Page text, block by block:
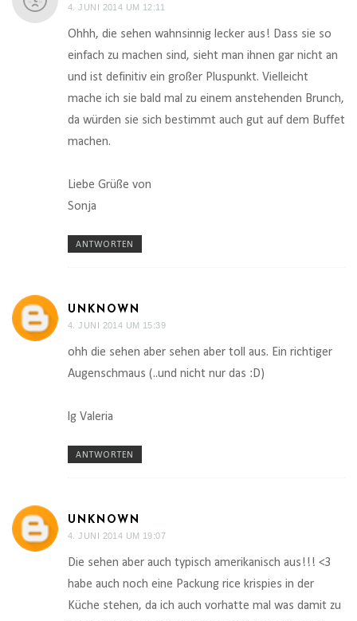
4. JUNI 2014 UM 12:11
Ohhh, die sehen wahnsinnig lecker aus! Dass sie so
einfach zu machen sind, sieht man ihnen gar nicht an
und ist definitiv ein großer Pluspunkt. Vielleicht
mache ich sie bald mal zu einem anstehenden Brunch,
da würden sie sich bestimmt auch gut auf dem Buffet
machen.
Liebe Grüße von
Sonja
ANTWORTEN
UNKNOWN
4. JUNI 2014 UM 15:39
ohh die sehen aber sehen aber toll aus. Ein richtiger
Augenschmaus (..und nicht nur das :D)
lg Valeria
ANTWORTEN
UNKNOWN
4. JUNI 2014 UM 19:07
Die sehen aber auch typisch amerikanisch aus!!! <3
habe auch noch eine Packung rice krispies in der
Küche stehen, da ich auch vorhatte mal was damit zu